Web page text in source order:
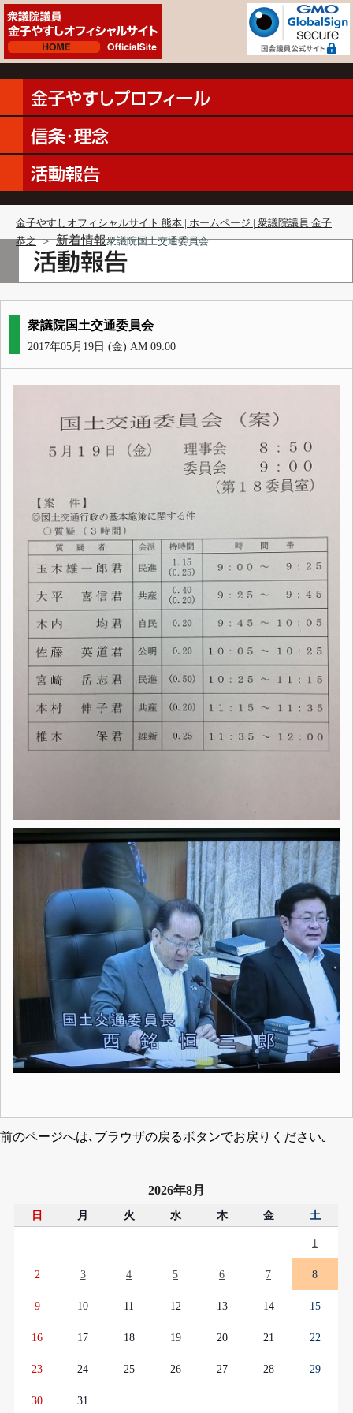
金子やすしオフィシャルサイト 熊本 | ホームページ | 衆議院議員 金子
恭之 ＞ 新着情報衆議院国土交通委員会
衆議院国土交通委員会
2017年05月19日 (金) AM 09:00
前のページへは､ブラウザの戻るボタンでお戻りください｡
2026年8月
日 月 火 水 木 金 土
1
2 3 4 5 6 7 8
9 10 11 12 13 14 15
16 17 18 19 20 21 22
23 24 25 26 27 28 29
30 31